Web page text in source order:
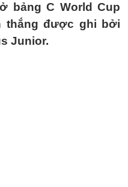
bảng C World Cup
thắng được ghi bởi
Junior.